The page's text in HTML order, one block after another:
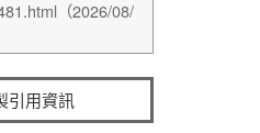
引用資訊